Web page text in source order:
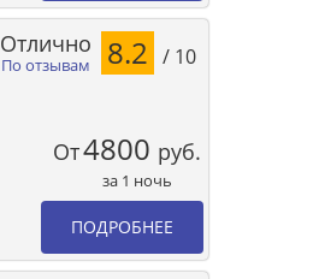
По отзывам
Отлично 8.2 / 10
От4800 руб.
за 1 ночь
ПОДРОБНЕЕ